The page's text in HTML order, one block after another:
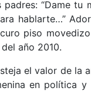
padres: “Dame
hablarte…”
piso
año 2010.
el valor de la
en política